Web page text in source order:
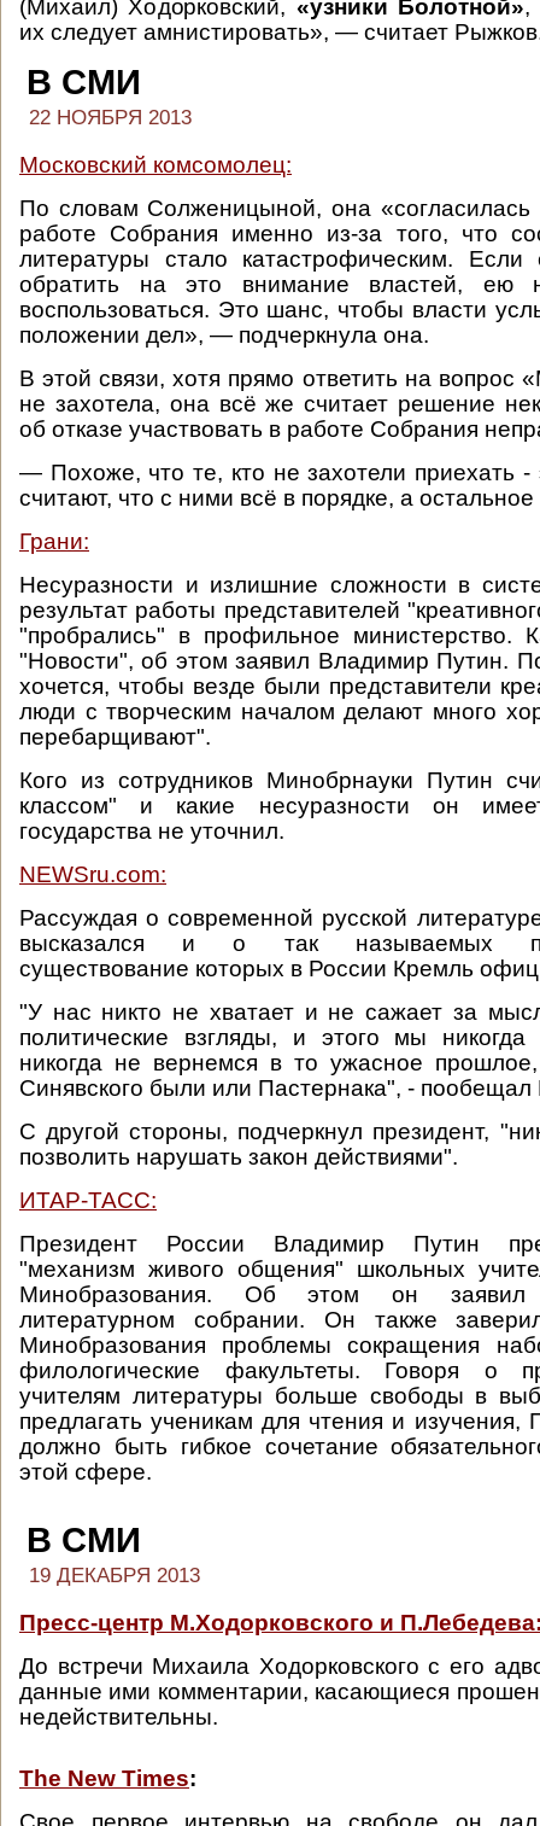
(Михаил) Ходорковский, «узники Болотной»,
их следует амнистировать», — считает
В СМИ
22 НОЯБРЯ 2013
Московский комсомолец:
По словам Солженицыной, она «согласилась
работе Собрания именно из-за того, что
литературы стало катастрофическим. Если
обратить на это внимание властей, ею
воспользоваться. Это шанс, чтобы власти
положении дел», — подчеркнула она.
В этой связи, хотя прямо ответить на
не захотела, она всё же считает решение
об отказе участвовать в работе Собрания
— Похоже, что те, кто не захотели приехать
считают, что с ними всё в порядке, а
Грани:
Несуразности и излишние сложности в
результат работы представителей
"пробрались" в профильное министерство.
"Новости", об этом заявил Владимир Путин.
хочется, чтобы везде были представители
люди с творческим началом делают много
перебарщивают".
Кого из сотрудников Минобрнауки Путин
классом" и какие несуразности он
государства не уточнил.
NEWSru.com:
Рассуждая о современной русской
высказался и о так называемых
существование которых в России Кремль
"У нас никто не хватает и не сажает за
политические взгляды, и этого мы
никогда не вернемся в то ужасное
Синявского были или Пастернака", - пообещал
С другой стороны, подчеркнул президент,
позволить нарушать закон действиями".
ИТАР-ТАСС:
Президент России Владимир Путин
"механизм живого общения" школьных
Минобразования. Об этом он заявил
литературном собрании. Он также
Минобразования проблемы сокращения
филологические факультеты. Говоря о
учителям литературы больше свободы в
предлагать ученикам для чтения и изучения,
должно быть гибкое сочетание
этой сфере.
В СМИ
19 ДЕКАБРЯ 2013
Пресс-центр М.Ходорковского и
До встречи Михаила Ходорковского с его
данные ими комментарии, касающиеся
недействительны.
The New Times: